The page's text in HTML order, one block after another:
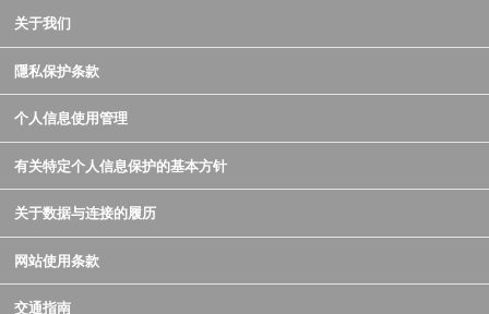
关于我们
隱私保护条款
个人信息使用管理
有关特定个人信息保护的基本方针
关于数据与连接的履历
网站使用条款
交通指南